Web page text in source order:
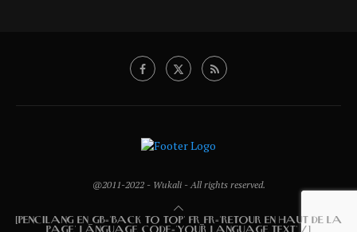
@2011-2022 - Wukali - All rights reserved.
[PENCILANG EN_GB='BACK TO TOP' FR_FR='RETOUR EN HAUT DE LA
PAGE' LANGUAGE_CODE='YOUR LANGUAGE TEXT' /]